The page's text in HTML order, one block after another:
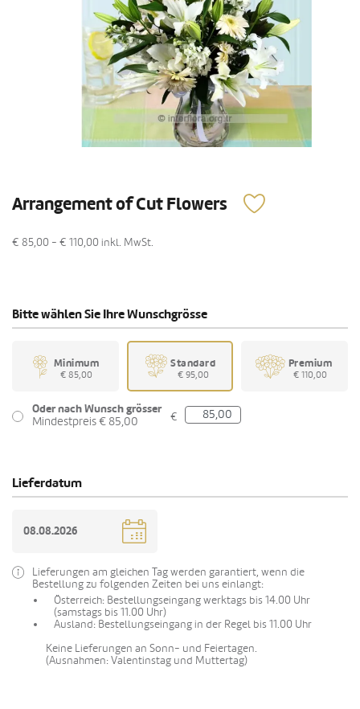
Arrangement of Cut Flowers
€ 85,00 - € 110,00 inkl. MwSt.
Bitte wählen Sie Ihre Wunschgrösse
Minimum
€ 85,00
Standard
€ 95,00
Premium
€ 110,00
Oder nach Wunsch grösser
Mindestpreis € 85,00
€
Lieferdatum
Lieferungen am gleichen Tag werden garantiert, wenn die
Bestellung zu folgenden Zeiten bei uns einlangt:
Österreich: Bestellungseingang werktags bis 14.00 Uhr
(samstags bis 11.00 Uhr)
Ausland: Bestellungseingang in der Regel bis 11.00 Uhr
Keine Lieferungen an Sonn- und Feiertagen.
(Ausnahmen: Valentinstag und Muttertag)